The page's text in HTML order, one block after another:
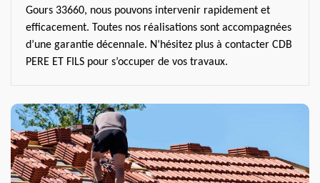
Gours 33660, nous pouvons intervenir rapidement et
efficacement. Toutes nos réalisations sont accompagnées
d’une garantie décennale. N’hésitez plus à contacter CDB
PERE ET FILS pour s’occuper de vos travaux.